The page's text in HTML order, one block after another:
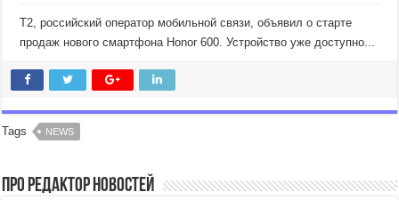
Т2, российский оператор мобильной связи, объявил о старте
продаж нового смартфона Honor 600. Устройство уже доступно...
Tags NEWS
Про Редактор Новостей